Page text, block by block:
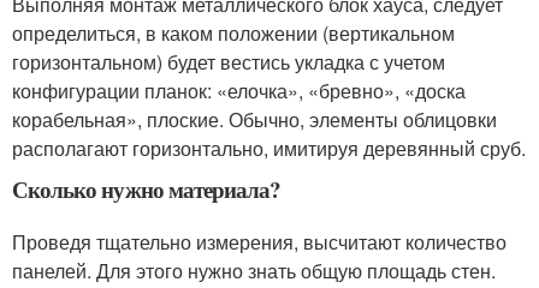
определиться, в каком положении (вертикальном
горизонтальном) будет вестись укладка с учетом
конфигурации планок: «елочка», «бревно», «доска
корабельная», плоские. Обычно, элементы облицовки
располагают горизонтально, имитируя деревянный сруб.
Сколько нужно материала?
Проведя тщательно измерения, высчитают количество
панелей. Для этого нужно знать общую площадь стен.